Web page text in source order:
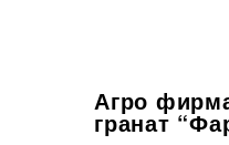
Агро
гранат